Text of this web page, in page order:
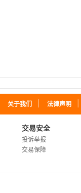
关于我们 法律声明
交易安全
投诉举报
交易保障